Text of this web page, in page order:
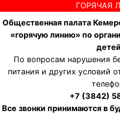
ГОРЯЧАЯ
Общественная палата
«горячую линию» по
По вопросам нарушения
питания и других условий
+7 (3842)
Все звонки принимаются в